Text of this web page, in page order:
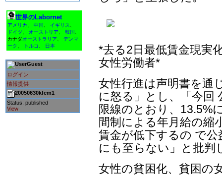
世界のLabornet
アメリカ 中国 イギリス
ドイツ
オーストリア 韓国
カナダオーストラリア
デンマ
ーク
トルコ 日本
Guest
ログイン
情報提供
20050630kfem1
Status: published
View
*去る2日最低賃金現実
女性労働者*
女性行進は声明書を通
に怒る」とし、「今回
限線のとおり、13.5%
間制による年月給の縮
賃金が低下するの で
にも至らない」と批判
女性の貧困化、貧困の